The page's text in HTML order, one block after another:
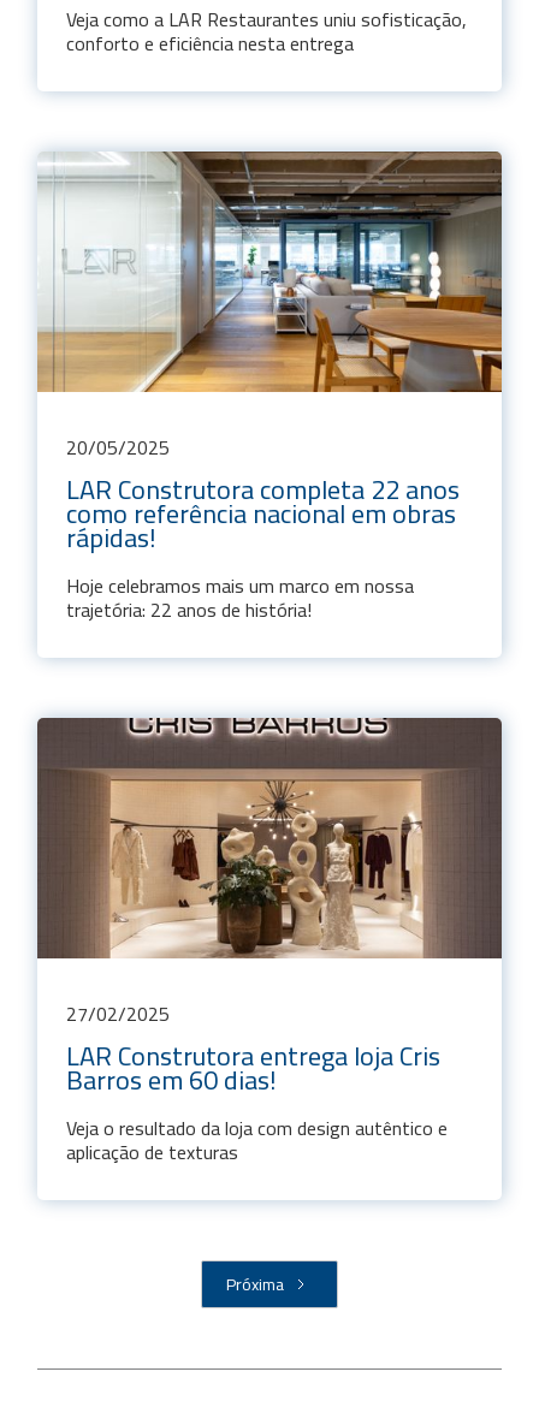
Veja como a LAR Restaurantes uniu sofisticação,
conforto e eficiência nesta entrega
20/05/2025
LAR Construtora completa 22 anos
como referência nacional em obras
rápidas!
Hoje celebramos mais um marco em nossa
trajetória: 22 anos de história!
27/02/2025
LAR Construtora entrega loja Cris
Barros em 60 dias!
Veja o resultado da loja com design autêntico e
aplicação de texturas
Próxima